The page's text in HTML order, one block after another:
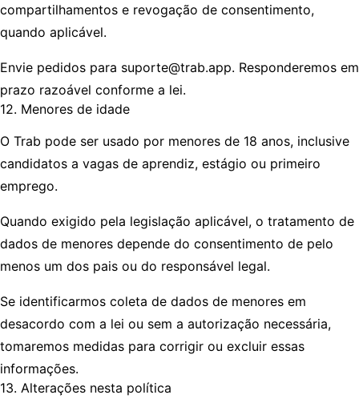
compartilhamentos e revogação de consentimento,
quando aplicável.
Envie pedidos para suporte@trab.app. Responderemos em
prazo razoável conforme a lei.
12. Menores de idade
O Trab pode ser usado por menores de 18 anos, inclusive
candidatos a vagas de aprendiz, estágio ou primeiro
emprego.
Quando exigido pela legislação aplicável, o tratamento de
dados de menores depende do consentimento de pelo
menos um dos pais ou do responsável legal.
Se identificarmos coleta de dados de menores em
desacordo com a lei ou sem a autorização necessária,
tomaremos medidas para corrigir ou excluir essas
informações.
13. Alterações nesta política